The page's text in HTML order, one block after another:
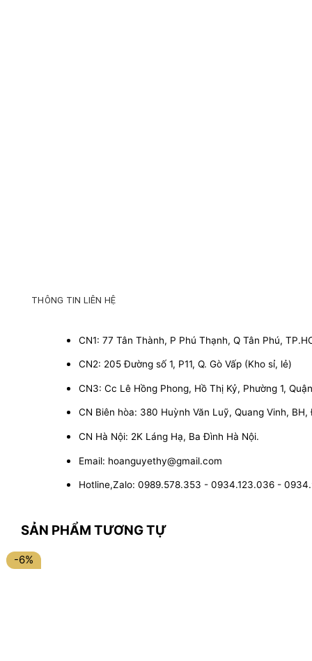
THÔNG TIN LIÊN HỆ
CN1: 77 Tân Thành, P Phú Thạnh, Q Tân Phú,
CN2: 205 Đường số 1, P11, Q. Gò Vấp (Kho sỉ, lẻ)
CN3: Cc Lê Hồng Phong, Hồ Thị Kỷ, Phường 1,
CN Biên hòa: 380 Huỳnh Văn Luỹ, Quang Vinh, BH,
CN Hà Nội: 2K Láng Hạ, Ba Đình Hà Nội.
Email: hoanguyethy@gmail.com
Hotline,Zalo: 0989.578.353 - 0934.123.036 -
SẢN PHẨM TƯƠNG TỰ
-6%